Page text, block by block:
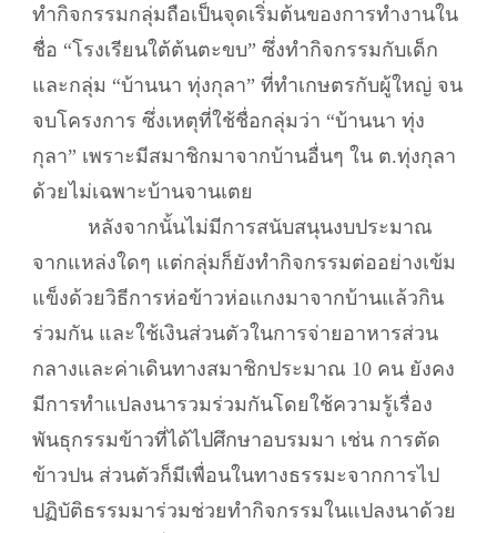
ทำกิจกรรมกลุ่มถือเป็นจุดเริ่มต้นของการทำงานใน
ชื่อ “โรงเรียนใต้ต้นตะขบ” ซึ่งทำกิจกรรมกับเด็ก
และกลุ่ม “บ้านนา ทุ่งกุลา” ที่ทำเกษตรกับผู้ใหญ่ จน
จบโครงการ ซึ่งเหตุที่ใช้ชื่อกลุ่มว่า “บ้านนา ทุ่ง
กุลา” เพราะมีสมาชิกมาจากบ้านอื่นๆ ใน ต.ทุ่งกุลา
ด้วยไม่เฉพาะบ้านจานเตย
หลังจากนั้นไม่มีการสนับสนุนงบประมาณ
จากแหล่งใดๆ แต่กลุ่มก็ยังทำกิจกรรมต่ออย่างเข้ม
แข็งด้วยวิธีการห่อข้าวห่อแกงมาจากบ้านแล้วกิน
ร่วมกัน และใช้เงินส่วนตัวในการจ่ายอาหารส่วน
กลางและค่าเดินทางสมาชิกประมาณ 10 คน ยังคง
มีการทำแปลงนารวมร่วมกันโดยใช้ความรู้เรื่อง
พันธุกรรมข้าวที่ได้ไปศึกษาอบรมมา เช่น การตัด
ข้าวปน ส่วนตัวก็มีเพื่อนในทางธรรมะจากการไป
ปฏิบัติธรรมมาร่วมช่วยทำกิจกรรมในแปลงนาด้วย